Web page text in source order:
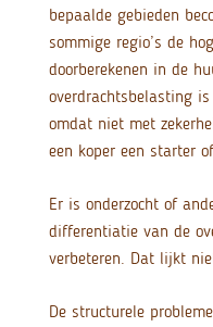
bepaalde gebieden
sommige regio’s de
doorberekenen in de
overdrachtsbelasting
omdat niet met
een koper een starter
Er is onderzocht of
differentiatie van de
verbeteren. Dat lijkt
De structurele